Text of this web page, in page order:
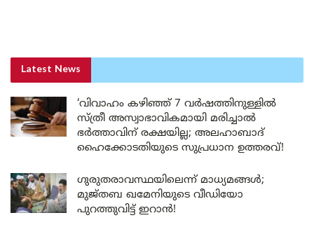
Latest News
‘വിവാഹം കഴിഞ്ഞ് 7 വർഷത്തിനുള്ളിൽ
സ്ത്രീ അസ്വാഭാവികമായി മരിച്ചാൽ
ഭർത്താവിന് രക്ഷയില്ല; അലഹാബാദ്
ഹൈക്കോടതിയുടെ സുപ്രധാന ഉത്തരവ്!
ഗുരുതരാവസ്ഥയിലെന്ന് മാധ്യമങ്ങൾ;
മുജ്തബ ഖമേനിയുടെ വീഡിയോ
പുറത്തുവിട്ട് ഇറാൻ!